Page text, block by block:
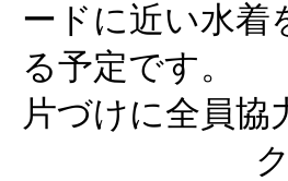
ードに近い水着
る予定です。
片づけに全員協